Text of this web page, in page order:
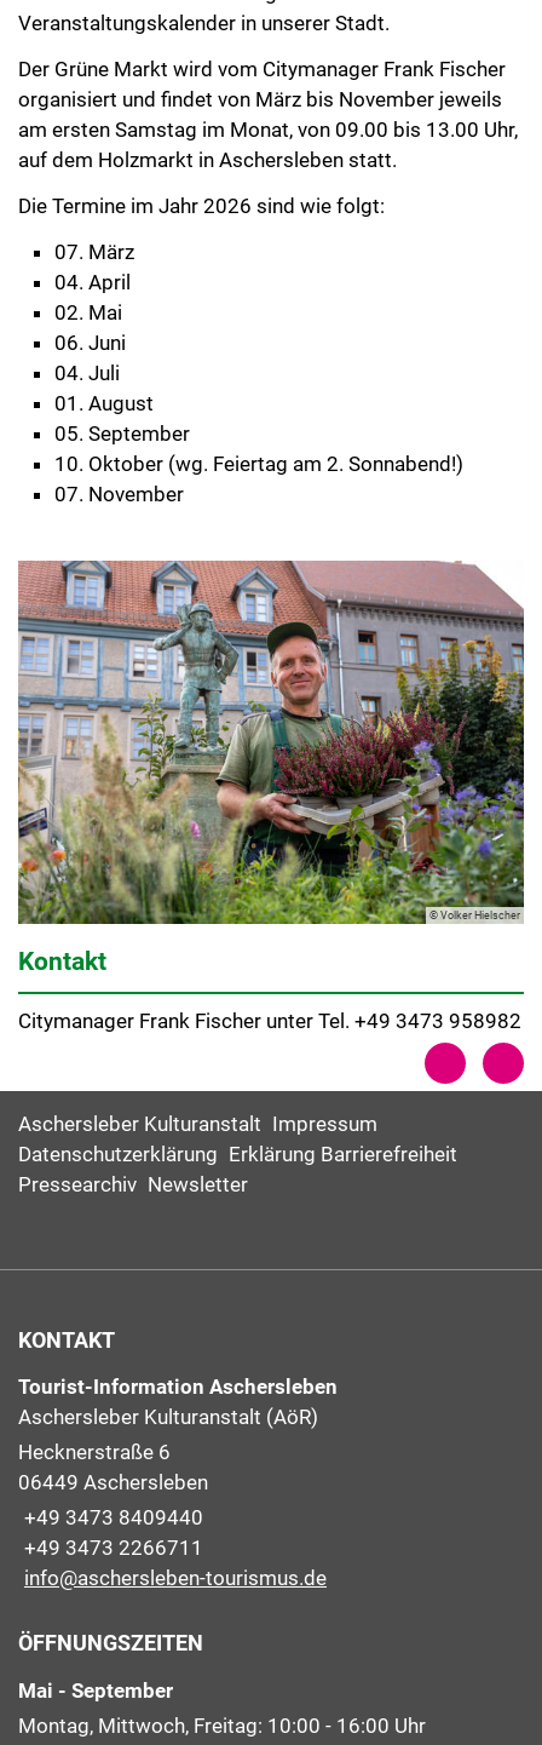
Veranstaltungskalender in unserer Stadt.
Der Grüne Markt wird vom Citymanager Frank Fischer
organisiert und findet von März bis November jeweils
am ersten Samstag im Monat, von 09.00 bis 13.00 Uhr,
auf dem Holzmarkt in Aschersleben statt.
Die Termine im Jahr 2026 sind wie folgt:
07. März
04. April
02. Mai
06. Juni
04. Juli
01. August
05. September
10. Oktober (wg. Feiertag am 2. Sonnabend!)
07. November
© Volker Hielscher
Kontakt
Citymanager Frank Fischer unter Tel. +49 3473 958982
Aschersleber Kulturanstalt Impressum
Datenschutzerklärung Erklärung Barrierefreiheit
Pressearchiv Newsletter
KONTAKT
Tourist-Information Aschersleben
Aschersleber Kulturanstalt (AöR)
Hecknerstraße 6
06449 Aschersleben
+49 3473 8409440
+49 3473 2266711
info@aschersleben-tourismus.de
ÖFFNUNGSZEITEN
Mai - September
Montag, Mittwoch, Freitag: 10:00 - 16:00 Uhr